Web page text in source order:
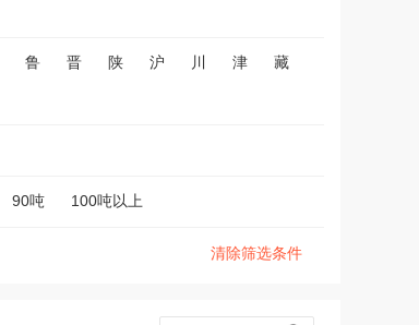
鲁 晋 陕 沪 川 津 藏
90吨 100吨以上
清除筛选条件